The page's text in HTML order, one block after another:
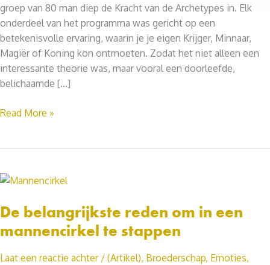
groep van 80 man diep de Kracht van de Archetypes in. Elk
onderdeel van het programma was gericht op een
betekenisvolle ervaring, waarin je je eigen Krijger, Minnaar,
Magiër of Koning kon ontmoeten. Zodat het niet alleen een
interessante theorie was, maar vooral een doorleefde,
belichaamde […]
Alle
Read More »
De belangrijkste reden om in een
mannencirkel te stappen
Laat een reactie achter / (Artikel), Broederschap, Emoties,